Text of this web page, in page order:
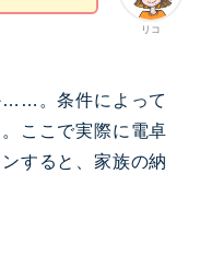
リコ
……。条件によって
ここで実際に電卓
すると、家族の納